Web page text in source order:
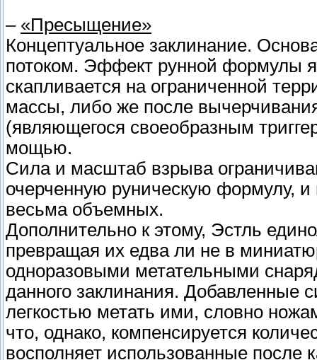
– «Пресыщение»
Концептуальное заклинание.
потоком. Эффект рунной формулы
скапливается на ограниченной
массы, либо же после
(являющегося своеобразным
мощью.
Сила и масштаб взрыва
очерченную руническую формулу, и
весьма объемных.
Дополнительно к этому, Эстль
превращая их едва ли не в
одноразовыми метательными
данного заклинания. Добавленные
легкостью метать ими, словно
что, однако, компенсируется
восполняет использованные после